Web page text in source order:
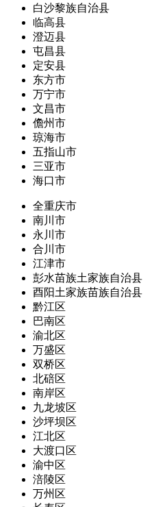
白沙黎族自治县
临高县
澄迈县
屯昌县
定安县
东方市
万宁市
文昌市
儋州市
琼海市
五指山市
三亚市
海口市
全重庆市
南川市
永川市
合川市
江津市
彭水苗族土家族自治县
酉阳土家族苗族自治县
黔江区
巴南区
渝北区
万盛区
双桥区
北碚区
南岸区
九龙坡区
沙坪坝区
江北区
大渡口区
渝中区
涪陵区
万州区